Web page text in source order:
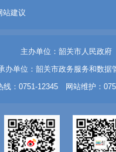
站建议
主办单位：韶关市人民政府
办单位：韶关市政务服务和数据
线：0751-12345 网站维护：